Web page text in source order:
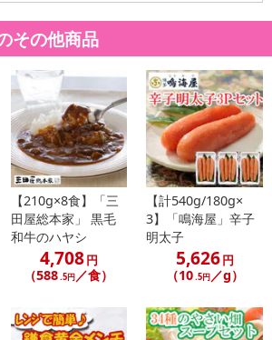
ルはお受けできません。
ずご確認いただき、お届けする商品セット
うえでお申し込みください。
リニューアル（成分など含む）等により、
内のバーコードなど、お届け商品と多少異な
の原料原産地表示制度]の経過措置期間の終
に記載の原産国・原材料の表記が旧表記の場
いた上でお申込みください。なお、本理由
ンセル・返品交換は対応いたしかねます。
その他商品
【210g×8食】「三
田屋総本家」 黒毛
和牛のハヤシ
4,708円
（588.5円 ／食）
【計540g/180g×
3】「鳴海屋」辛子
明太子
5,626円
（10.5円／g）